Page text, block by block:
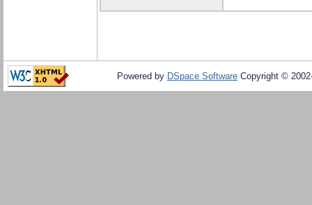
Powered by DSpace Software Copyright ©